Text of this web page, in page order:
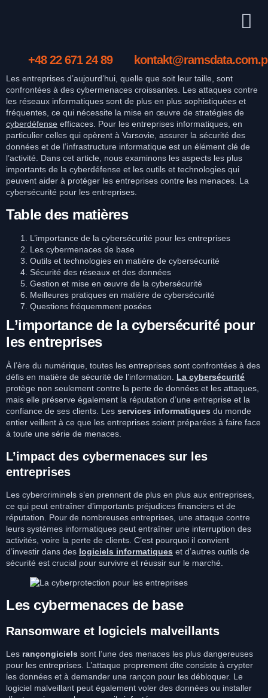
+48 22 671 24 89
Les entreprises d’aujourd’hui, quelle que soit leur taille, sont
confrontées à des cybermenaces croissantes. Les attaques contre
les réseaux informatiques sont de plus en plus sophistiquées et
fréquentes, ce qui nécessite la mise en œuvre de stratégies de
cyberdéfense efficaces. Pour les entreprises informatiques, en
particulier celles qui opèrent à Varsovie, assurer la sécurité des
données et de l’infrastructure informatique est un élément clé de
l’activité. Dans cet article, nous examinons les aspects les plus
importants de la cyberdéfense et les outils et technologies qui
peuvent aider à protéger les entreprises contre les menaces. La
cybersécurité pour les entreprises.
Table des matières
L’importance de la cybersécurité pour les entreprises
Les cybermenaces de base
Outils et technologies en matière de cybersécurité
Sécurité des réseaux et des données
Gestion et mise en œuvre de la cybersécurité
Meilleures pratiques en matière de cybersécurité
Questions fréquemment posées
L’importance de la cybersécurité pour
les entreprises
À l’ère du numérique, toutes les entreprises sont confrontées à des
défis en matière de sécurité de l’information. La cybersécurité
protège non seulement contre la perte de données et les attaques,
mais elle préserve également la réputation d’une entreprise et la
confiance de ses clients. Les services informatiques du monde
entier veillent à ce que les entreprises soient préparées à faire face
à toute une série de menaces.
L’impact des cybermenaces sur les
entreprises
Les cybercriminels s’en prennent de plus en plus aux entreprises,
ce qui peut entraîner d’importants préjudices financiers et de
réputation. Pour de nombreuses entreprises, une attaque contre
leurs systèmes informatiques peut entraîner une interruption des
activités, voire la perte de clients. C’est pourquoi il convient
d’investir dans des logiciels informatiques et d’autres outils de
sécurité est crucial pour survivre et réussir sur le marché.
Les cybermenaces de base
Ransomware et logiciels malveillants
Les rançongiciels sont l’une des menaces les plus dangereuses
pour les entreprises. L’attaque proprement dite consiste à crypter
les données et à demander une rançon pour les débloquer. Le
logiciel malveillant peut également voler des données ou installer